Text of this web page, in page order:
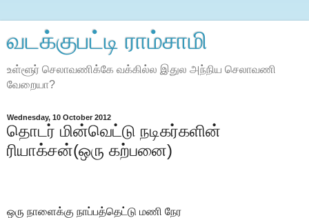
வடக்குபட்டி ராம்சாமி
உள்ளூர் செலாவணிக்கே வக்கில்ல இதுல அந்நிய செலாவணி
வேறையா?
Wednesday, 10 October 2012
தொடர் மின்வெட்டு நடிகர்களின்
ரியாக்சன்(ஒரு கற்பனை)
ஒரு நாளைக்கு நாப்பத்தெட்டு மணி நேர